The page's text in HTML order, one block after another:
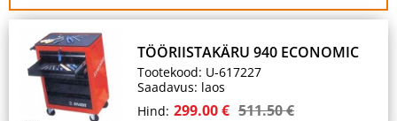
TÖÖRIISTAKÄRU 940 ECONOMIC
Tootekood: U-617227
Saadavus: laos
Hind: 299.00 € 511.50 €